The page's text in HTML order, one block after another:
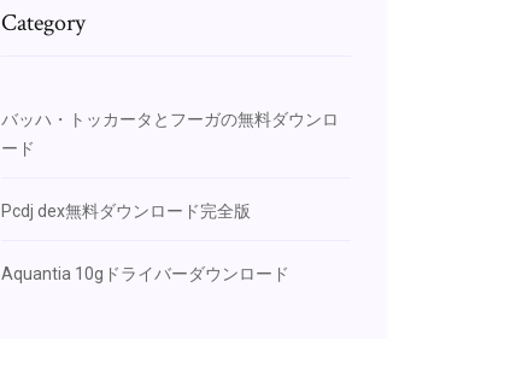
Category
バッハ・トッカータとフーガの無料ダウンロ
ード
Pcdj dex無料ダウンロード完全版
Aquantia 10gドライバーダウンロード